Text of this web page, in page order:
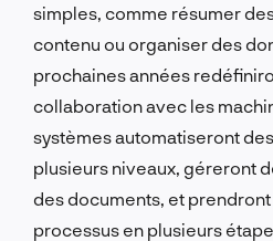
simples, comme résumer
contenu ou organiser des
prochaines années
collaboration avec les
systèmes automatiseront
plusieurs niveaux, géreront
des documents, et
processus en plusieurs